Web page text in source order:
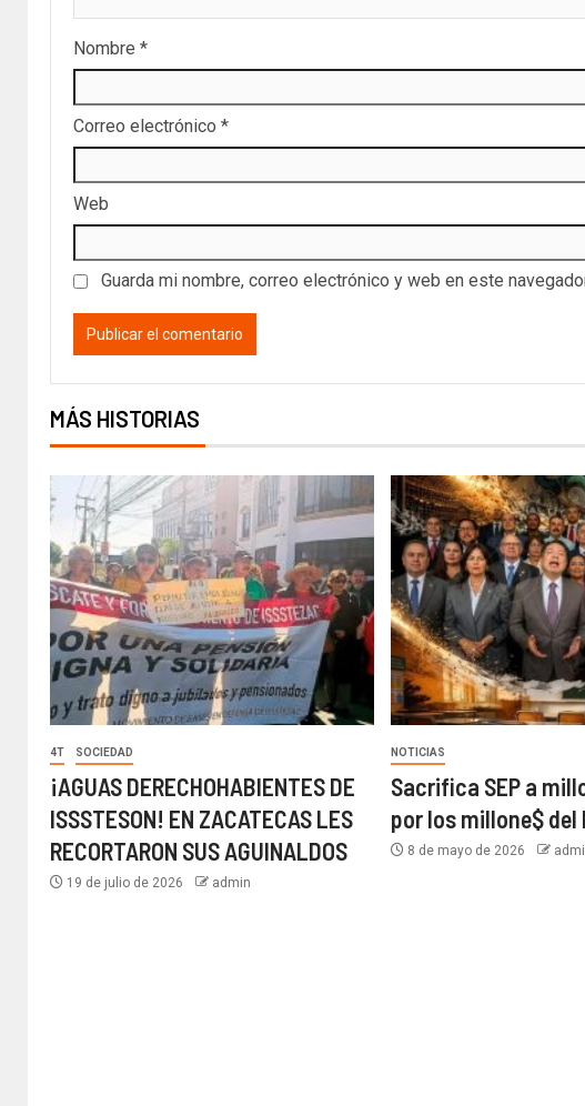
Nombre *
Correo electrónico *
Web
Guarda mi nombre, correo electrónico y web en este
MÁS HISTORIAS
4T SOCIEDAD
¡AGUAS DERECHOHABIENTES DE
ISSSTESON! EN ZACATECAS LES
RECORTARON SUS AGUINALDOS
19 de julio de 2026 admin
NOTICIAS
Sacrifica SEP a
por los millone$ del
8 de mayo de 2026